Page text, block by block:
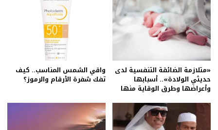
«متلازمة الضائقة التنفسية لدى
حديثي الولادة».. أسبابها
وأعراضها وطرق الوقاية منها
واقي الشمس المناسب.. كيف
تفك شفرة الأرقام والرموز؟